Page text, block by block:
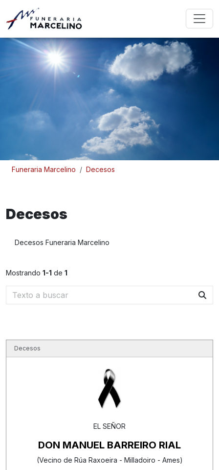
Funeraria Marcelino Decesos
Decesos
Decesos Funeraria Marcelino
Mostrando 1-1 de 1
Decesos
EL SEÑOR
DON MANUEL BARREIRO RIAL
(Vecino de Rúa Raxoeira - Milladoiro - Ames)